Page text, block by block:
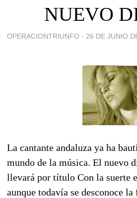
NUEVO
OPERACIONTRIUNFO - 26 DE JUNIO
La cantante andaluza ya ha
mundo de la música. El nuevo
llevará por título Con la suerte
aunque todavía se desconoce la